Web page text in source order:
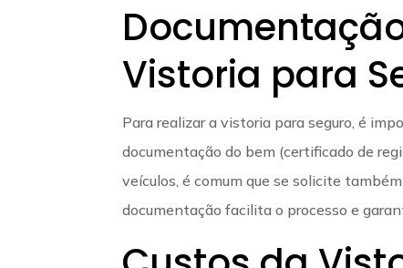
Vistoria para
Para realizar a vistoria para seguro, é
documentação do bem (certificado de
veículos, é comum que se solicite
documentação facilita o processo e